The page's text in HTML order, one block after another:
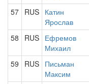
57 RUS Катин
Ярослав
58 RUS Ефремов
Михаил
59 RUS Письман
Максим